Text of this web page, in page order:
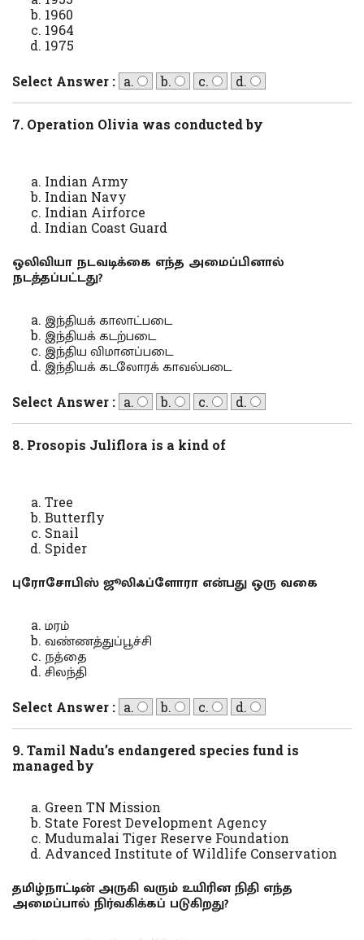
1960
1964
1975
Select Answer : a. b. c. d.
7. Operation Olivia was conducted by
Indian Army
Indian Navy
Indian Airforce
Indian Coast Guard
ஒலிவியா நடவடிக்கை எந்த அமைப்பினால்
நடத்தப்பட்டது?
இந்தியக் காலாட்படை
இந்தியக் கடற்படை
இந்திய விமானப்படை
இந்தியக் கடலோரக் காவல்படை
Select Answer : a. b. c. d.
8. Prosopis Juliflora is a kind of
Tree
Butterfly
Snail
Spider
புரோசோபிஸ் ஜூலிஃப்ளோரா என்பது ஒரு வகை
மரம்
வண்ணத்துப்பூச்சி
நத்தை
சிலந்தி
Select Answer : a. b. c. d.
9. Tamil Nadu’s endangered species fund is
managed by
Green TN Mission
State Forest Development Agency
Mudumalai Tiger Reserve Foundation
Advanced Institute of Wildlife Conservation
தமிழ்நாட்டின் அருகி வரும் உயிரின நிதி எந்த
அமைப்பால் நிர்வகிக்கப் படுகிறது?